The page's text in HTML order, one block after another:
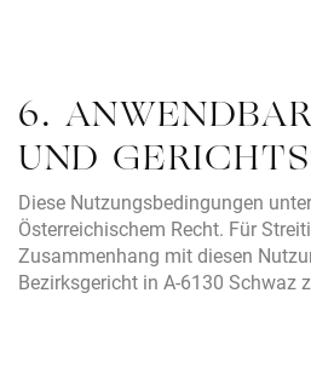
6.
UND
Diese Nutzungsbedingungen
Österreichischem Recht. Für
Zusammenhang mit diesen
Bezirksgericht in A-6130 Schwaz